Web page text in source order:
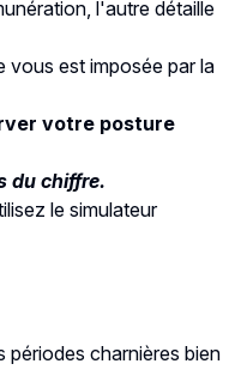
l'autre détaille
vous est imposée par la
votre posture
du chiffre.
le simulateur
périodes charnières bien